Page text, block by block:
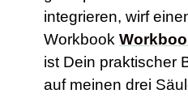
integrieren, wirf
Workbook
ist Dein praktischer
auf meinen drei